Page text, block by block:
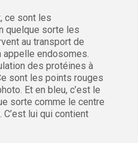
ce sont les
quelque sorte les
au transport de
appelle endosomes.
des protéines à
sont les points rouges
Et en bleu, c’est le
sorte comme le centre
lui qui contient